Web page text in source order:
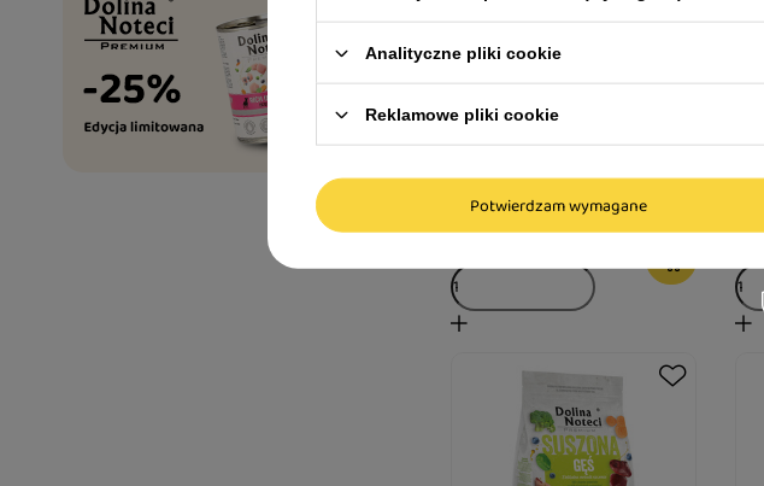
Dolina Noteci Premium
wołowina 1 kg
25,99 zł
25,99 zł / kg
Analityczne pliki cookie
Reklamowe pliki cookie
Potwierdzam wymagane